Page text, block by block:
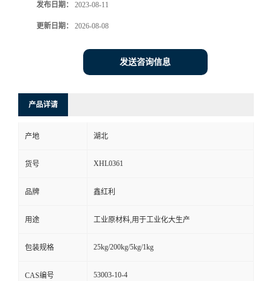
发布日期： 2023-08-11
更新日期： 2026-08-08
发送咨询信息
产品详请
产地 湖北
货号 XHL0361
品牌 鑫红利
用途 工业原材料,用于工业化大生产
包装规格 25kg/200kg/5kg/1kg
CAS编号 53003-10-4